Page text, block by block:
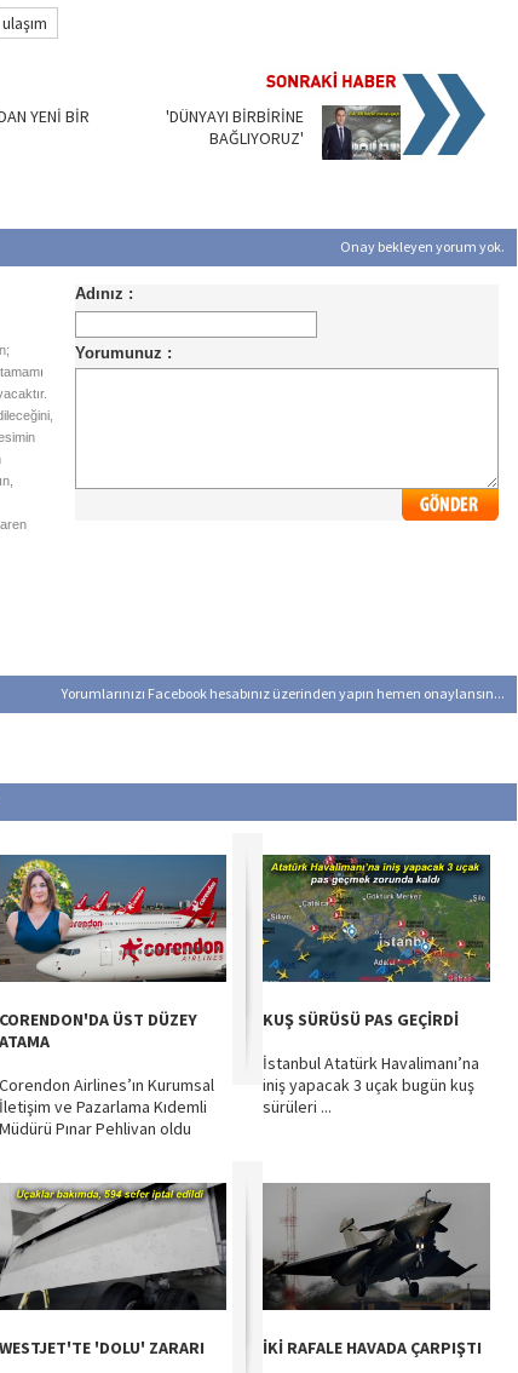
ulaşım
YENİ BİR
'DÜNYAYI BİRBİRİNE
BAĞLIYORUZ'
Onay bekleyen yorum yok.
Yorumlarınızı Facebook hesabınız üzerinden yapın hemen onaylansın...
CORENDON'DA ÜST DÜZEY
ATAMA
Corendon Airlines’ın Kurumsal
İletişim ve Pazarlama Kıdemli
Müdürü Pınar Pehlivan oldu
KUŞ SÜRÜSÜ PAS GEÇİRDİ
İstanbul Atatürk Havalimanı’na
iniş yapacak 3 uçak bugün kuş
sürüleri ...
WESTJET'TE 'DOLU' ZARARI
İKİ RAFALE HAVADA ÇARPIŞTI